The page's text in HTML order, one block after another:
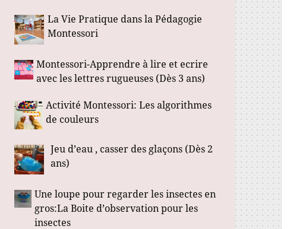
La Vie Pratique dans la Pédagogie
Montessori
Montessori-Apprendre à lire et ecrire
avec les lettres rugueuses (Dès 3 ans)
Activité Montessori: Les algorithmes
de couleurs
Jeu d’eau , casser des glaçons (Dès 2
ans)
Une loupe pour regarder les insectes en
gros:La Boite d’observation pour les
insectes